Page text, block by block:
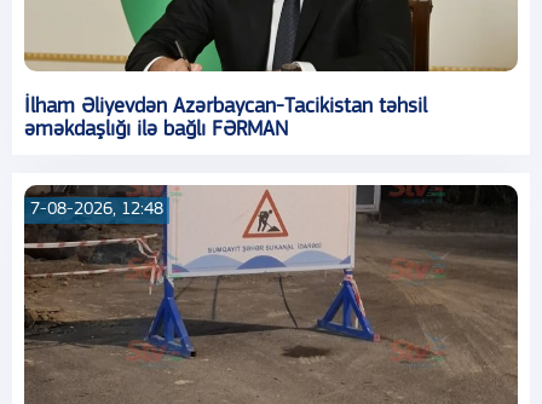
İlham Əliyevdən Azərbaycan-Tacikistan təhsil
əməkdaşlığı ilə bağlı FƏRMAN
7-08-2026, 12:48